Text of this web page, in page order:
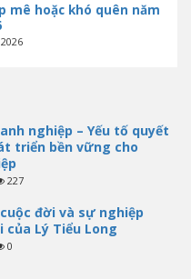
mê hoặc khó quên năm
nghiệp – Yếu tố quyết
triển bền vững cho
227
đời và sự nghiệp
của Lý Tiểu Long
0